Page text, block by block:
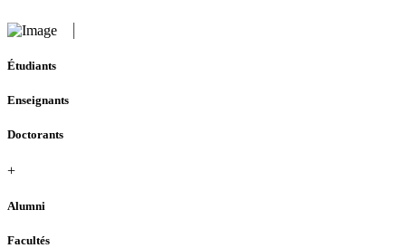
Étudiants
Enseignants
Doctorants
+
Alumni
Facultés